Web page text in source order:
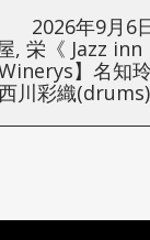
2026年9月6
, 栄《 Jazz inn
】名知
川彩織